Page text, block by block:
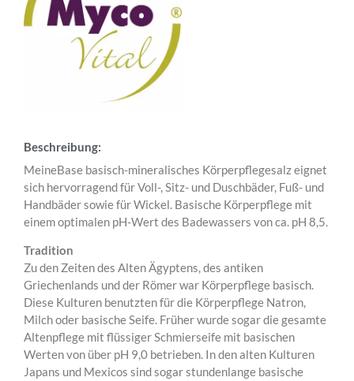
Beschreibung:
MeineBase basisch-mineralisches Körperpflegesalz eignet
sich hervorragend für Voll-, Sitz- und Duschbäder, Fuß- und
Handbäder sowie für Wickel. Basische Körperpflege mit
einem optimalen pH-Wert des Badewassers von ca. pH 8,5.
Tradition
Zu den Zeiten des Alten Ägyptens, des antiken
Griechenlands und der Römer war Körperpflege basisch.
Diese Kulturen benutzten für die Körperpflege Natron,
Milch oder basische Seife. Früher wurde sogar die gesamte
Altenpflege mit flüssiger Schmierseife mit basischen
Werten von über pH 9,0 betrieben. In den alten Kulturen
Japans und Mexicos sind sogar stundenlange basische